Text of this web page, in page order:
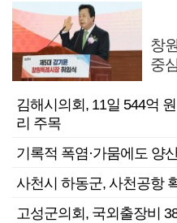
창
중
김해시의회, 11일 544억
리 주목
기록적 폭염·가뭄에도 양
사천시 하동군, 사천공항
고성군의회, 국외출장비